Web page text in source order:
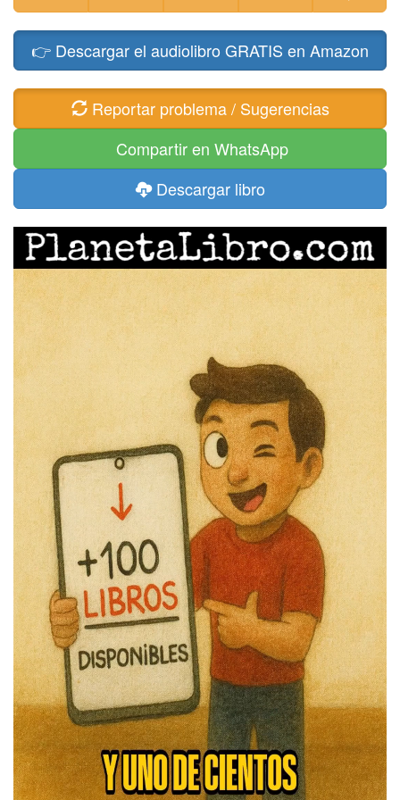
👉 Descargar el audiolibro GRATIS en Amazon
Reportar problema / Sugerencias
Compartir en WhatsApp
Descargar libro